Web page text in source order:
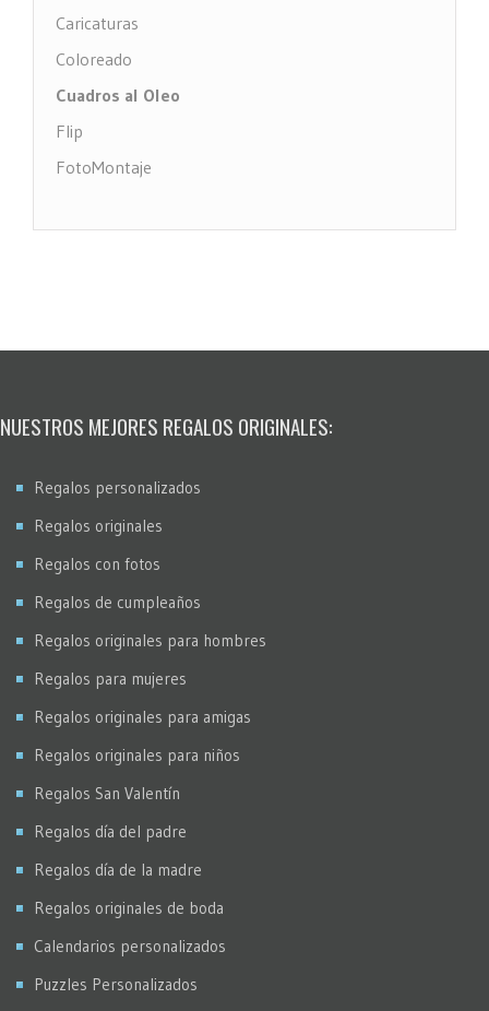
Caricaturas
Coloreado
Cuadros al Oleo
Flip
FotoMontaje
Puntos
Stencil
NUESTROS MEJORES REGALOS ORIGINALES:
Regalos personalizados
Regalos originales
Regalos con fotos
Regalos de cumpleaños
Regalos originales para hombres
Regalos para mujeres
Regalos originales para amigas
Regalos originales para niños
Regalos San Valentín
Regalos día del padre
Regalos día de la madre
Regalos originales de boda
Calendarios personalizados
Puzzles Personalizados